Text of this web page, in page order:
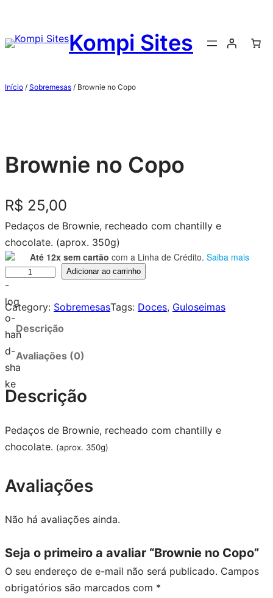
Kompi Sites
Início / Sobremesas / Brownie no Copo
Brownie no Copo
R$ 25,00
Pedaços de Brownie, recheado com chantilly e
chocolate. (aprox. 350g)
Até 12x sem cartão com a Linha de Crédito. Saiba mais
Adicionar ao carrinho
Category: SobremesasTags: Doces, Guloseimas
Descrição
Avaliações (0)
Descrição
Pedaços de Brownie, recheado com chantilly e
chocolate. (aprox. 350g)
Avaliações
Não há avaliações ainda.
Seja o primeiro a avaliar “Brownie no Copo”
O seu endereço de e-mail não será publicado. Campos
obrigatórios são marcados com *